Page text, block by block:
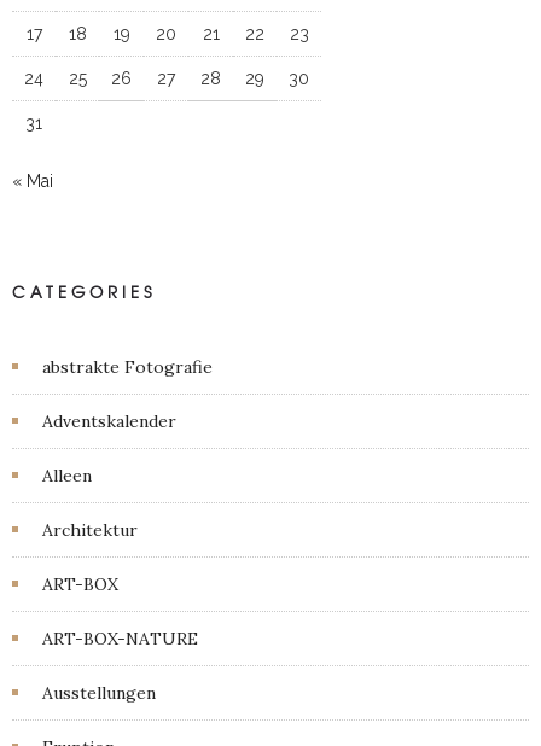
17 18 19 20 21 22 23
24 25 26 27 28 29 30
31
« Mai
CATEGORIES
abstrakte Fotografie
Adventskalender
Alleen
Architektur
ART-BOX
ART-BOX-NATURE
Ausstellungen